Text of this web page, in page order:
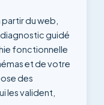
du web,
diagnostic guidé
fonctionnelle
et de votre
des
les valident,